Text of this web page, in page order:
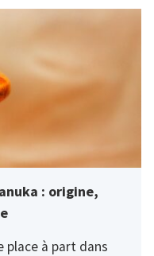
: origine,
place à part dans